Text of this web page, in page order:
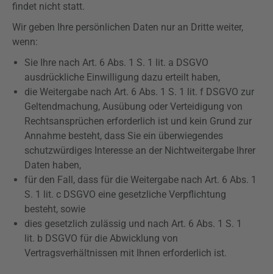
findet nicht statt.
Wir geben Ihre persönlichen Daten nur an Dritte weiter,
wenn:
Sie Ihre nach Art. 6 Abs. 1 S. 1 lit. a DSGVO
ausdrückliche Einwilligung dazu erteilt haben,
die Weitergabe nach Art. 6 Abs. 1 S. 1 lit. f DSGVO zur
Geltendmachung, Ausübung oder Verteidigung von
Rechtsansprüchen erforderlich ist und kein Grund zur
Annahme besteht, dass Sie ein überwiegendes
schutzwürdiges Interesse an der Nichtweitergabe Ihrer
Daten haben,
für den Fall, dass für die Weitergabe nach Art. 6 Abs. 1
S. 1 lit. c DSGVO eine gesetzliche Verpflichtung
besteht, sowie
dies gesetzlich zulässig und nach Art. 6 Abs. 1 S. 1
lit. b DSGVO für die Abwicklung von
Vertragsverhältnissen mit Ihnen erforderlich ist.